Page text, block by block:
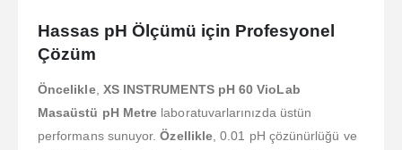
Hassas pH Ölçümü için Profesyonel
Çözüm
Öncelikle, XS INSTRUMENTS pH 60 VioLab
Masaüstü pH Metre laboratuvarlarınızda üstün
performans sunuyor.Özellikle , 0.01 pH çözünürlüğü ve